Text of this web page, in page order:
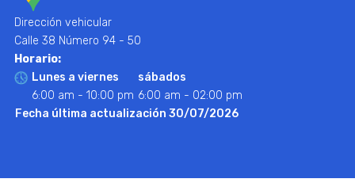
Dirección vehicular
Calle 38 Número 94 - 50
Horario:
Lunes a viernes
6:00 am - 10:00 pm
sábados
6:00 am - 02:00 pm
Fecha última actualización 30/07/2026